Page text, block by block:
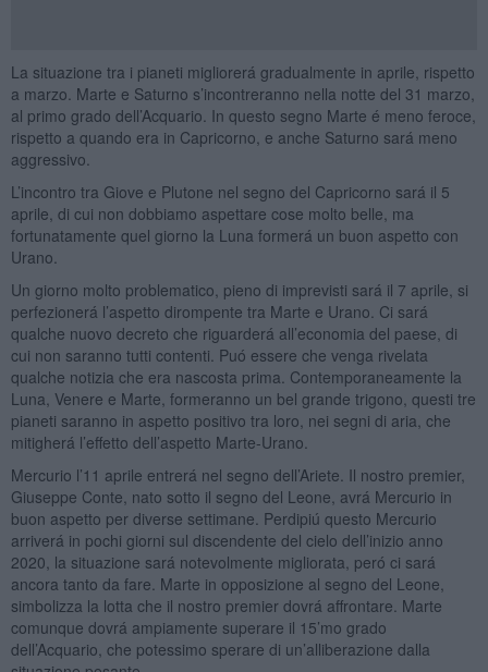
La situazione tra i pianeti migliorerá gradualmente in aprile, rispetto
a marzo. Marte e Saturno s’incontreranno nella notte del 31 marzo,
al primo grado dell’Acquario. In questo segno Marte é meno feroce,
rispetto a quando era in Capricorno, e anche Saturno sará meno
aggressivo.
L’incontro tra Giove e Plutone nel segno del Capricorno sará il 5
aprile, di cui non dobbiamo aspettare cose molto belle, ma
fortunatamente quel giorno la Luna formerá un buon aspetto con
Urano.
Un giorno molto problematico, pieno di imprevisti sará il 7 aprile, si
perfezionerá l’aspetto dirompente tra Marte e Urano. Ci sará
qualche nuovo decreto che riguarderá all’economia del paese, di
cui non saranno tutti contenti. Puó essere che venga rivelata
qualche notizia che era nascosta prima. Contemporaneamente la
Luna, Venere e Marte, formeranno un bel grande trigono, questi tre
pianeti saranno in aspetto positivo tra loro, nei segni di aria, che
mitigherá l’effetto dell’aspetto Marte-Urano.
Mercurio l’11 aprile entrerá nel segno dell’Ariete. Il nostro premier,
Giuseppe Conte, nato sotto il segno del Leone, avrá Mercurio in
buon aspetto per diverse settimane. Perdipiú questo Mercurio
arriverá in pochi giorni sul discendente del cielo dell’inizio anno
2020, la situazione sará notevolmente migliorata, peró ci sará
ancora tanto da fare. Marte in opposizione al segno del Leone,
simbolizza la lotta che il nostro premier dovrá affrontare. Marte
comunque dovrá ampiamente superare il 15’mo grado
dell’Acquario, che potessimo sperare di un’alliberazione dalla